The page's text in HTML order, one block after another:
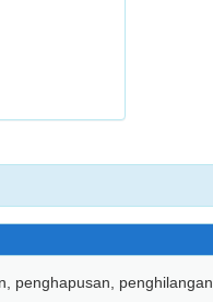
penghapusan, peng­hilangan.